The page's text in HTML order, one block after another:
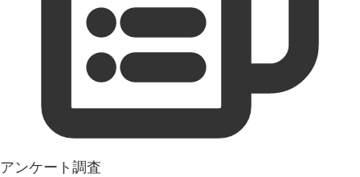
アンケート調査